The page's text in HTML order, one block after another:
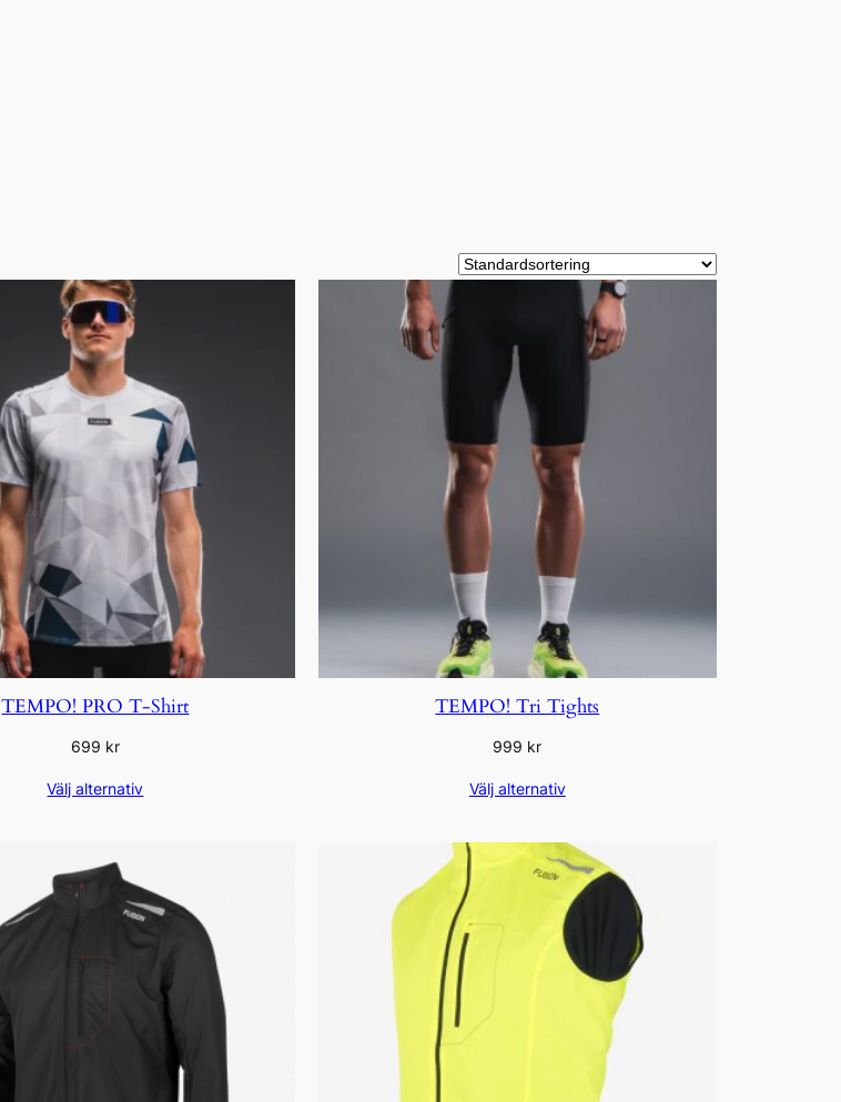
TEMPO! PRO T-Shirt
699 kr
Välj alternativ
TEMPO! Tri Tights
999 kr
Välj alternativ